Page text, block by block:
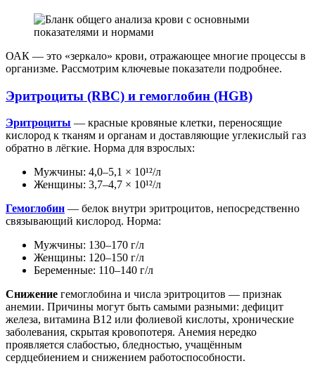
ОАК — это «зеркало» крови, отражающее многие процессы в
организме. Рассмотрим ключевые показатели подробнее.
Эритроциты (RBC) и гемоглобин (HGB)
Эритроциты — красные кровяные клетки, переносящие
кислород к тканям и органам и доставляющие углекислый газ
обратно в лёгкие. Норма для взрослых:
Мужчины: 4,0–5,1 × 10¹²/л
Женщины: 3,7–4,7 × 10¹²/л
Гемоглобин — белок внутри эритроцитов, непосредственно
связывающий кислород. Норма:
Мужчины: 130–170 г/л
Женщины: 120–150 г/л
Беременные: 110–140 г/л
Снижение гемоглобина и числа эритроцитов — признак
анемии. Причины могут быть самыми разными: дефицит
железа, витамина В12 или фолиевой кислоты, хронические
заболевания, скрытая кровопотеря. Анемия нередко
проявляется слабостью, бледностью, учащённым
сердцебиением и снижением работоспособности.